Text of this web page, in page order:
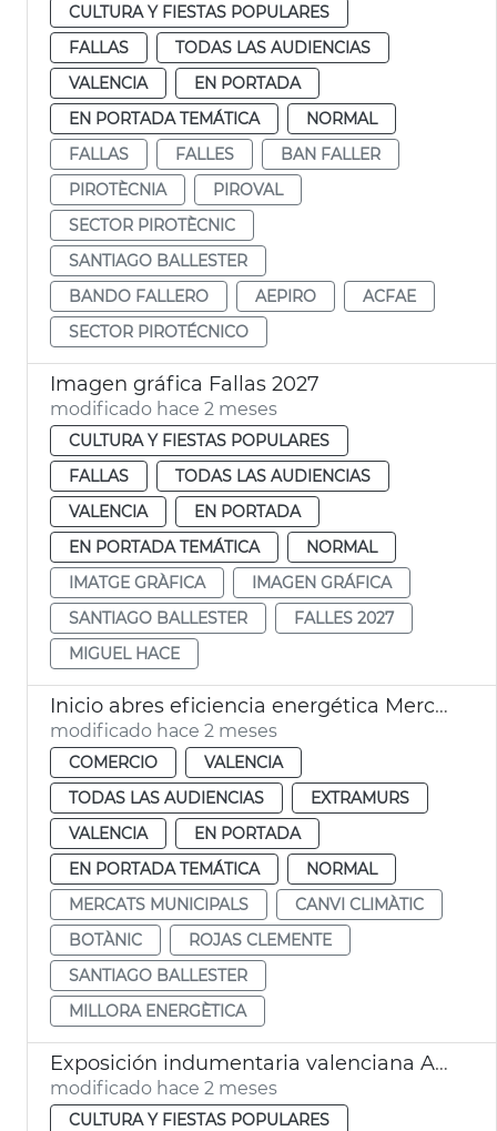
CULTURA Y FIESTAS POPULARES
FALLAS
TODAS LAS AUDIENCIAS
VALENCIA
EN PORTADA
EN PORTADA TEMÁTICA
NORMAL
FALLAS
FALLES
BAN FALLER
PIROTÈCNIA
PIROVAL
SECTOR PIROTÈCNIC
SANTIAGO BALLESTER
BANDO FALLERO
AEPIRO
ACFAE
SECTOR PIROTÉCNICO
Imagen gráfica Fallas 2027
modificado hace 2 meses
CULTURA Y FIESTAS POPULARES
FALLAS
TODAS LAS AUDIENCIAS
VALENCIA
EN PORTADA
EN PORTADA TEMÁTICA
NORMAL
IMATGE GRÀFICA
IMAGEN GRÁFICA
SANTIAGO BALLESTER
FALLES 2027
MIGUEL HACE
Inicio abres eficiencia energética Mercado Rojas Clemente
modificado hace 2 meses
COMERCIO
VALENCIA
TODAS LAS AUDIENCIAS
EXTRAMURS
VALENCIA
EN PORTADA
EN PORTADA TEMÁTICA
NORMAL
MERCATS MUNICIPALS
CANVI CLIMÀTIC
BOTÀNIC
ROJAS CLEMENTE
SANTIAGO BALLESTER
MILLORA ENERGÈTICA
Exposición indumentaria valenciana Ayuntamiento València
modificado hace 2 meses
CULTURA Y FIESTAS POPULARES